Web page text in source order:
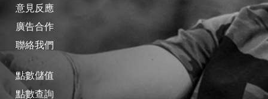
意見反應
廣告合作
聯絡我們
點數儲值
點數查詢